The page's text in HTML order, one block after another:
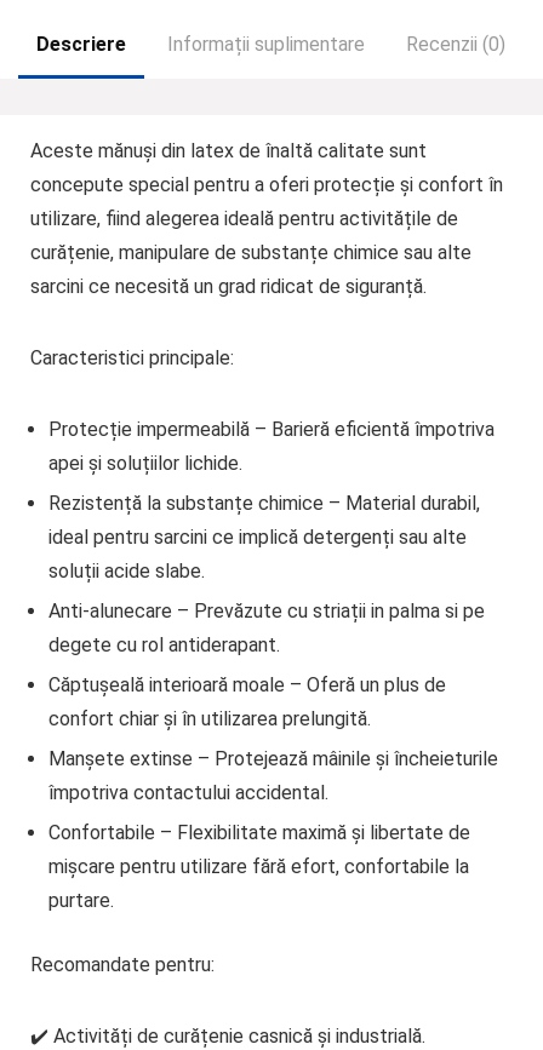
Descriere Informații suplimentare Recenzii (0)
Aceste mănuși din latex de înaltă calitate sunt
concepute special pentru a oferi protecție și confort în
utilizare, fiind alegerea ideală pentru activitățile de
curățenie, manipulare de substanțe chimice sau alte
sarcini ce necesită un grad ridicat de siguranță.
Caracteristici principale:
Protecție impermeabilă– Barieră eficientă împotriva
apei și soluțiilor lichide.
Rezistență la substanțe chimice – Material durabil,
ideal pentru sarcini ce implică detergenți sau alte
soluții acide slabe.
Anti-alunecare – Prevăzute cu striații in palma si pe
degete cu rol antiderapant.
Căptușeală interioară moale – Oferă un plus de
confort chiar și în utilizarea prelungită.
Manșete extinse – Protejează mâinile și încheieturile
împotriva contactului accidental.
Confortabile – Flexibilitate maximă și libertate de
mișcare pentru utilizare fără efort, confortabile la
purtare.
Recomandate pentru:
✔️ Activități de curățenie casnică și industrială.